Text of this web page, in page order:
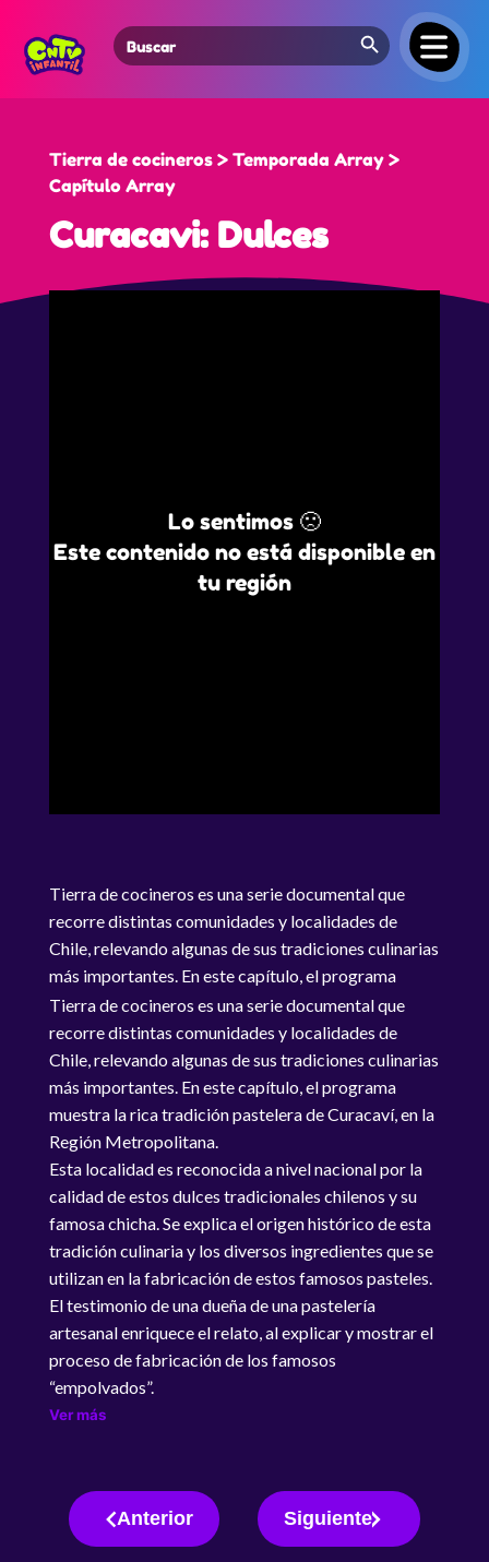
Search
for:
Search Button
Tierra de cocineros > Temporada Array >
Capítulo Array
Curacavi: Dulces
Lo sentimos 🙁
Este contenido no está disponible en
tu región
Tierra de cocineros es una serie documental que
recorre distintas comunidades y localidades de
Chile, relevando algunas de sus tradiciones culinarias
más importantes. En este capítulo, el programa
muestra la rica tradición pastelera de Curacaví, en la
Región Metropolitana.
Tierra de cocineros es una serie documental que
recorre distintas comunidades y localidades de
Chile, relevando algunas de sus tradiciones culinarias
más importantes. En este capítulo, el programa
muestra la rica tradición pastelera de Curacaví, en la
Región Metropolitana.
Esta localidad es reconocida a nivel nacional por la
calidad de estos dulces tradicionales chilenos y su
famosa chicha. Se explica el origen histórico de esta
tradición culinaria y los diversos ingredientes que se
utilizan en la fabricación de estos famosos pasteles.
El testimonio de una dueña de una pastelería
artesanal enriquece el relato, al explicar y mostrar el
proceso de fabricación de los famosos
“empolvados”.
Ver más
Anterior Siguiente